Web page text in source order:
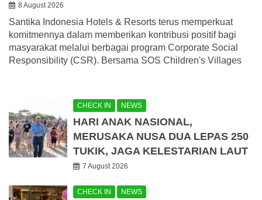
8 August 2026
Santika Indonesia Hotels & Resorts terus memperkuat
komitmennya dalam memberikan kontribusi positif bagi
masyarakat melalui berbagai program Corporate Social
Responsibility (CSR). Bersama SOS Children's Villages
CHECK IN NEWS
HARI ANAK NASIONAL,
MERUSAKA NUSA DUA LEPAS 250
TUKIK, JAGA KELESTARIAN LAUT
7 August 2026
CHECK IN NEWS